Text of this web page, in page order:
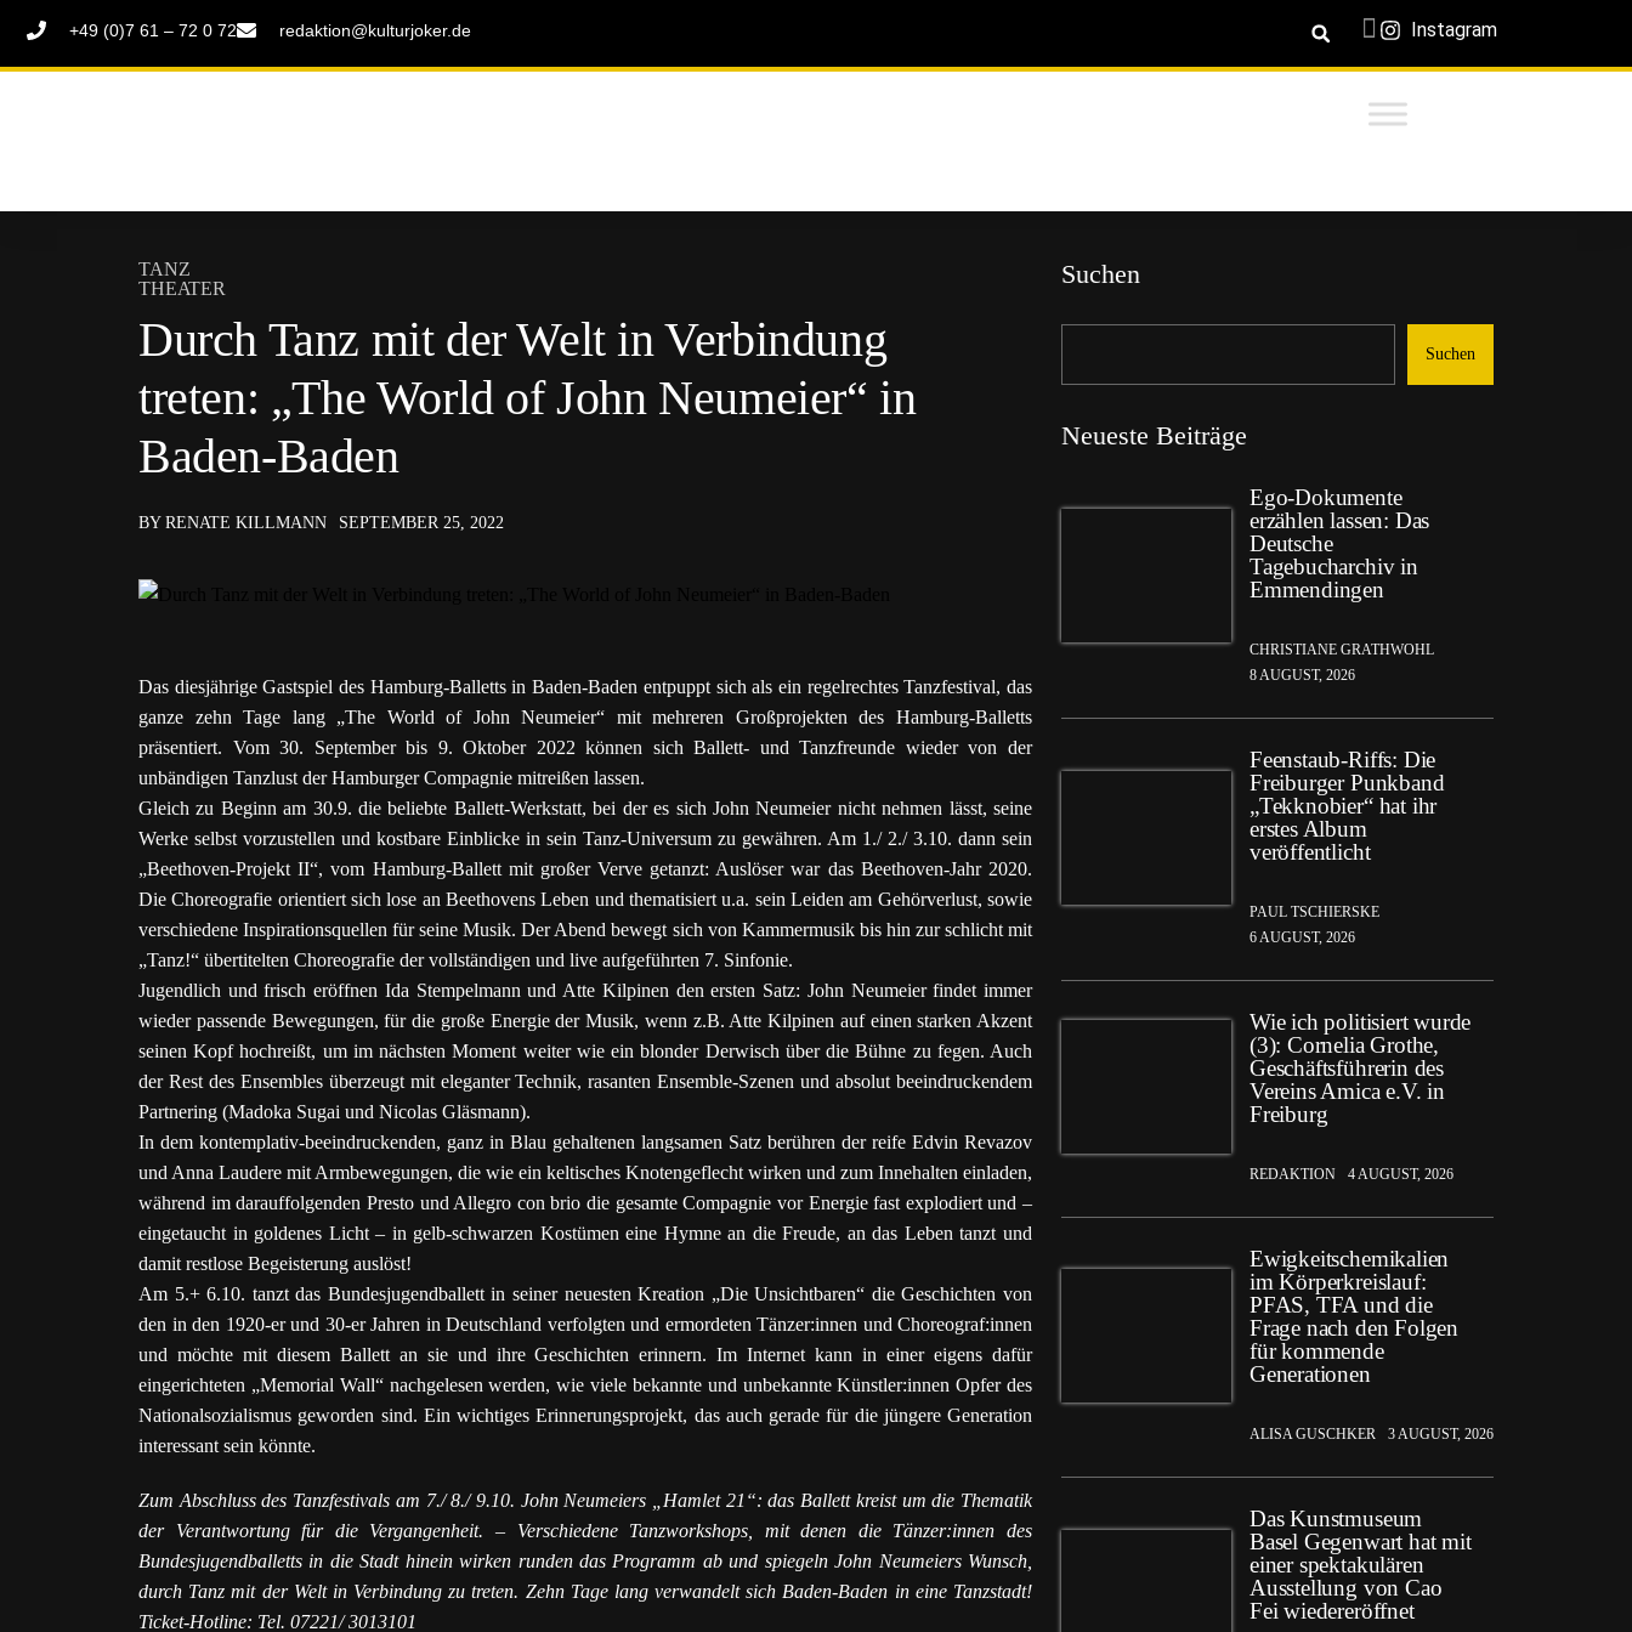
+49 (0)7 61 – 72 0 72 redaktion@kulturjoker.de Instagram
TANZ
THEATER
Durch Tanz mit der Welt in Verbindung
treten: „The World of John Neumeier“ in
Baden-Baden
BY RENATE KILLMANN SEPTEMBER 25, 2022
Das diesjährige Gastspiel des Hamburg-Balletts in Baden-Baden entpuppt sich als ein regelrechtes Tanzfestival, das
ganze zehn Tage lang „The World of John Neumeier“ mit mehreren Großprojekten des Hamburg-Balletts
präsentiert. Vom 30. September bis 9. Oktober 2022 können sich Ballett- und Tanzfreunde wieder von der
unbändigen Tanzlust der Hamburger Compagnie mitreißen lassen.
Gleich zu Beginn am 30.9. die beliebte Ballett-Werkstatt, bei der es sich John Neumeier nicht nehmen lässt, seine
Werke selbst vorzustellen und kostbare Einblicke in sein Tanz-Universum zu gewähren. Am 1./ 2./ 3.10. dann sein
„Beethoven-Projekt II“, vom Hamburg-Ballett mit großer Verve getanzt: Auslöser war das Beethoven-Jahr 2020.
Die Choreografie orientiert sich lose an Beethovens Leben und thematisiert u.a. sein Leiden am Gehörverlust, sowie
verschiedene Inspirationsquellen für seine Musik. Der Abend bewegt sich von Kammermusik bis hin zur schlicht mit
„Tanz!“ übertitelten Choreografie der vollständigen und live aufgeführten 7. Sinfonie.
Jugendlich und frisch eröffnen Ida Stempelmann und Atte Kilpinen den ersten Satz: John Neumeier findet immer
wieder passende Bewegungen, für die große Energie der Musik, wenn z.B. Atte Kilpinen auf einen starken Akzent
seinen Kopf hochreißt, um im nächsten Moment weiter wie ein blonder Derwisch über die Bühne zu fegen. Auch
der Rest des Ensembles überzeugt mit eleganter Technik, rasanten Ensemble-Szenen und absolut beeindruckendem
Partnering (Madoka Sugai und Nicolas Gläsmann).
In dem kontemplativ-beeindruckenden, ganz in Blau gehaltenen langsamen Satz berühren der reife Edvin Revazov
und Anna Laudere mit Armbewegungen, die wie ein keltisches Knotengeflecht wirken und zum Innehalten einladen,
während im darauffolgenden Presto und Allegro con brio die gesamte Compagnie vor Energie fast explodiert und –
eingetaucht in goldenes Licht – in gelb-schwarzen Kostümen eine Hymne an die Freude, an das Leben tanzt und
damit restlose Begeisterung auslöst!
Am 5.+ 6.10. tanzt das Bundesjugendballett in seiner neuesten Kreation „Die Unsichtbaren“ die Geschichten von
den in den 1920-er und 30-er Jahren in Deutschland verfolgten und ermordeten Tänzer:innen und Choreograf:innen
und möchte mit diesem Ballett an sie und ihre Geschichten erinnern. Im Internet kann in einer eigens dafür
eingerichteten „Memorial Wall“ nachgelesen werden, wie viele bekannte und unbekannte Künstler:innen Opfer des
Nationalsozialismus geworden sind. Ein wichtiges Erinnerungsprojekt, das auch gerade für die jüngere Generation
interessant sein könnte.
Zum Abschluss des Tanzfestivals am 7./ 8./ 9.10. John Neumeiers „Hamlet 21“: das Ballett kreist um die Thematik
der Verantwortung für die Vergangenheit. – Verschiedene Tanzworkshops, mit denen die Tänzer:innen des
Bundesjugendballetts in die Stadt hinein wirken runden das Programm ab und spiegeln John Neumeiers Wunsch,
durch Tanz mit der Welt in Verbindung zu treten. Zehn Tage lang verwandelt sich Baden-Baden in eine Tanzstadt!
Ticket-Hotline: Tel. 07221/ 3013101
Suchen
Suchen
Neueste Beiträge
Ego-Dokumente
erzählen lassen: Das
Deutsche
Tagebucharchiv in
Emmendingen
CHRISTIANE GRATHWOHL
8 AUGUST, 2026
Feenstaub-Riffs: Die
Freiburger Punkband
„Tekknobier“ hat ihr
erstes Album
veröffentlicht
PAUL TSCHIERSKE
6 AUGUST, 2026
Wie ich politisiert wurde
(3): Cornelia Grothe,
Geschäftsführerin des
Vereins Amica e.V. in
Freiburg
REDAKTION 4 AUGUST, 2026
Ewigkeitschemikalien
im Körperkreislauf:
PFAS, TFA und die
Frage nach den Folgen
für kommende
Generationen
ALISA GUSCHKER 3 AUGUST, 2026
Das Kunstmuseum
Basel Gegenwart hat mit
einer spektakulären
Ausstellung von Cao
Fei wiedereröffnet